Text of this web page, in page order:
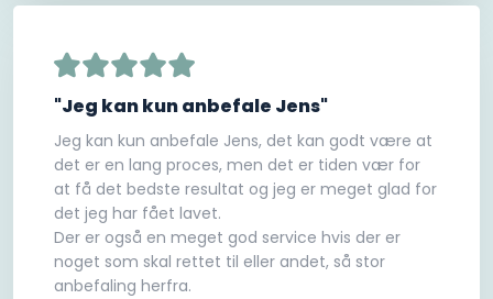
"Jeg kan kun anbefale Jens"
Jeg kan kun anbefale Jens, det kan godt være at
det er en lang proces, men det er tiden vær for
at få det bedste resultat og jeg er meget glad for
det jeg har fået lavet.
Der er også en meget god service hvis der er
noget som skal rettet til eller andet, så stor
anbefaling herfra.